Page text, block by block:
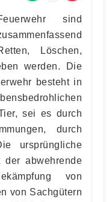
sind
Löschen,
werden. Die
besteht in
sei es durch
durch
ursprüngliche
abwehrende
von
von Sachgütern